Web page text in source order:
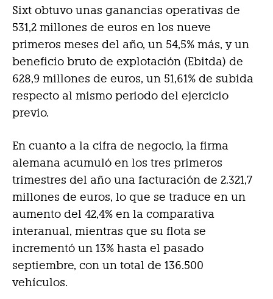
Sixt obtuvo unas ganancias operativas de
531,2 millones de euros en los nueve
primeros meses del año, un 54,5% más, y un
beneficio bruto de explotación (Ebitda) de
628,9 millones de euros, un 51,61% de subida
respecto al mismo periodo del ejercicio
previo.
En cuanto a la cifra de negocio, la firma
alemana acumuló en los tres primeros
trimestres del año una facturación de 2.321,7
millones de euros, lo que se traduce en un
aumento del 42,4% en la comparativa
interanual, mientras que su flota se
incrementó un 13% hasta el pasado
septiembre, con un total de 136.500
vehículos.